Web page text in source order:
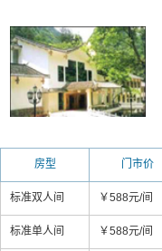
房型 门市价
标准双人间 ￥588元/间
标准单人间 ￥588元/间